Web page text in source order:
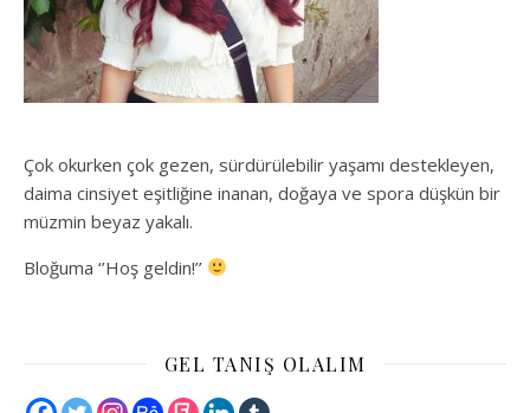
Çok okurken çok gezen, sürdürülebilir yaşamı destekleyen,
daima cinsiyet eşitliğine inanan, doğaya ve spora düşkün bir
müzmin beyaz yakalı.
Bloğuma ‘’Hoş geldin!’’
GEL TANIŞ OLALIM